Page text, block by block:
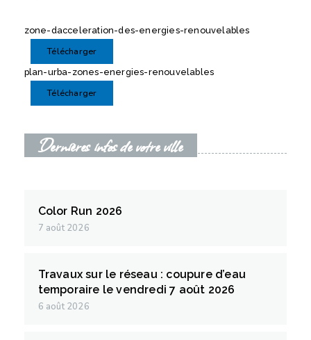
zone-dacceleration-des-energies-renouvelables
Télécharger
plan-urba-zones-energies-renouvelables
Télécharger
Dernières infos de votre ville
Color Run 2026
7 août 2026
Travaux sur le réseau : coupure d’eau
temporaire le vendredi 7 août 2026
6 août 2026